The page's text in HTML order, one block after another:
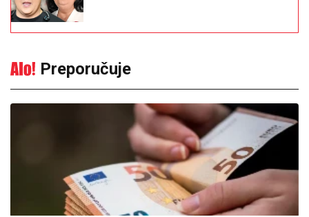
Preporučuje